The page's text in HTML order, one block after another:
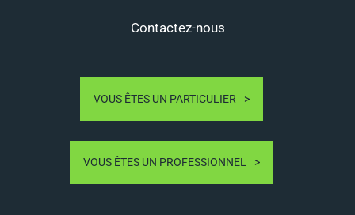
Contactez-nous
VOUS ÊTES UN PARTICULIER
VOUS ÊTES UN PROFESSIONNEL